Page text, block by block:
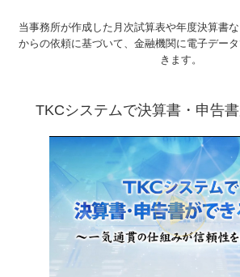
当事務所が作成した月次試算表や年度決算書な
からの依頼に基づいて、金融機関に電子デー
きます。
TKCシステムで決算書・申告